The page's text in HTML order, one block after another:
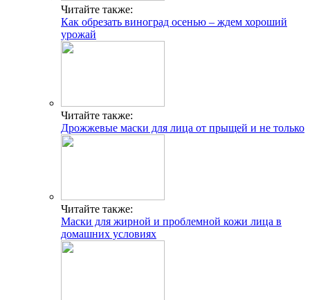
Читайте также:
Как обрезать виноград осенью – ждем хороший
урожай
Читайте также:
Дрожжевые маски для лица от прыщей и не только
Читайте также:
Маски для жирной и проблемной кожи лица в
домашних условиях